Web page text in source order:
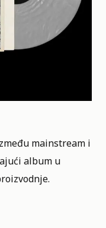
mainstream i
album u